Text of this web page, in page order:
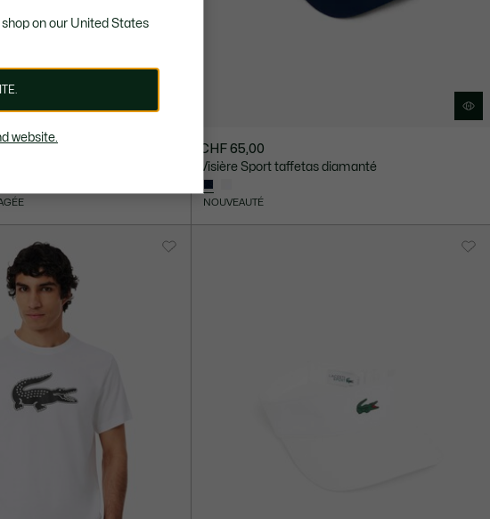
CHF 65,00
Visière Sport taffetas diamanté
NOUVEAUTÉ
on our United States
website.